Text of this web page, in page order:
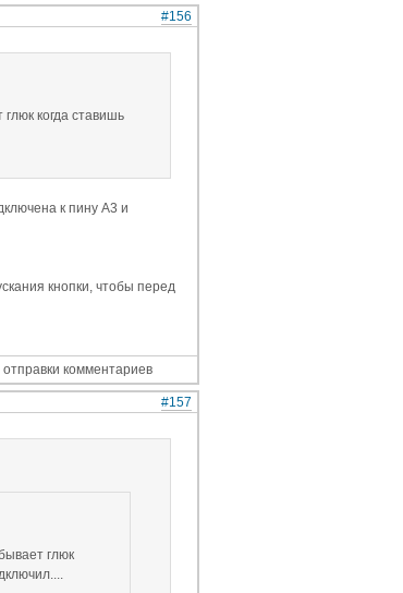
#156
когда ставишь
к пину A3 и
кнопки, чтобы перед
отправки комментариев
#157
глюк